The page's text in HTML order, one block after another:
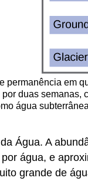
permanência em
duas
água
Água. A
água, e
grande de